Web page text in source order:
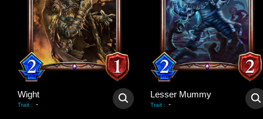
Wight
Trait : -
Lesser Mummy
Trait : -